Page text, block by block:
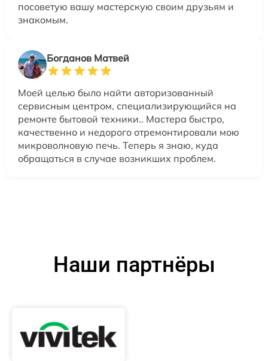
посоветую вашу мастерскую своим друзьям и
знакомым.
Богданов Матвей
Моей целью было найти авторизованный
сервисным центром, специализирующийся на
ремонте бытовой техники.. Мастера быстро,
качественно и недорого отремонтировали мою
микроволновую печь. Теперь я знаю, куда
обращаться в случае возникших проблем.
Наши партнёры